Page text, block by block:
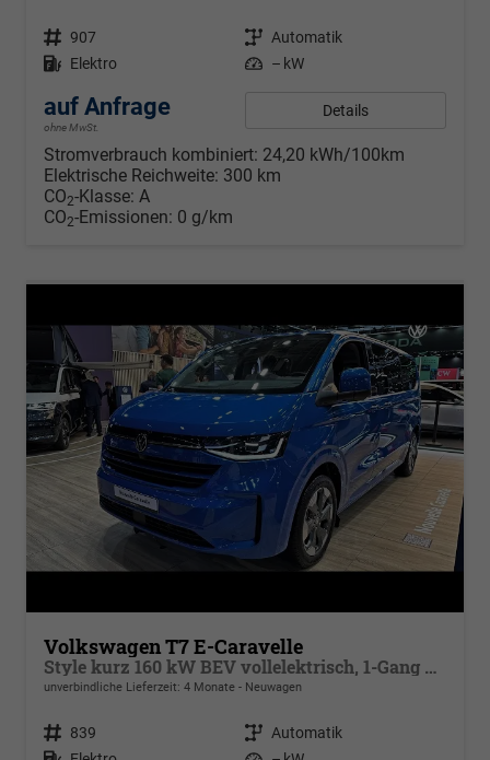
Fahrzeugnr. 907 Getriebe Automatik
Kraftstoff Elektro Leistung – kW
auf Anfrage
ohne MwSt.
Details
Stromverbrauch kombiniert: 24,20 kWh/100km
Elektrische Reichweite: 300 km
CO2-Klasse: A
CO2-Emissionen: 0 g/km
Volkswagen T7 E-Caravelle
Style kurz 160 kW BEV vollelektrisch, 1-Gang Automatik, Heckantrieb , 8 Sitze, Klimaautomatik 3 Zonen, dunkel eingefärbte Scheiben, Fahrerassistenzpaket Plus,
unverbindliche Lieferzeit: 4 Monate Neuwagen
Fahrzeugnr. 839 Getriebe Automatik